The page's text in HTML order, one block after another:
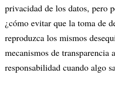
privacidad de los datos, pero
¿cómo evitar que la toma de
reproduzca los mismos
mecanismos de transparencia
responsabilidad cuando algo